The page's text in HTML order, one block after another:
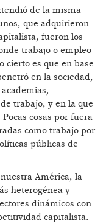
de la misma
que adquirieron
fueron los
trabajo o empleo
cierto es que en base
en la sociedad,
trabajo, y en la que
cosas por fuera
como trabajo por
públicas de
América, la
heterogénea y
dinámicos con
capitalista.